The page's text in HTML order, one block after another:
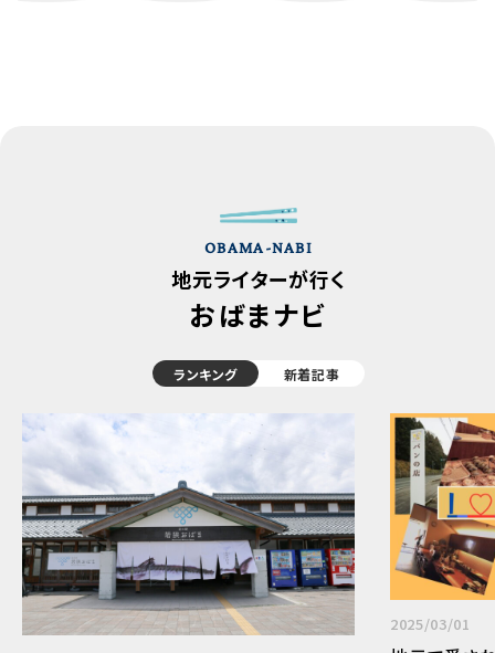
OBAMA-NABI
地元ライターが行く
おばまナビ
ランキング 新着記事
2025/03/01